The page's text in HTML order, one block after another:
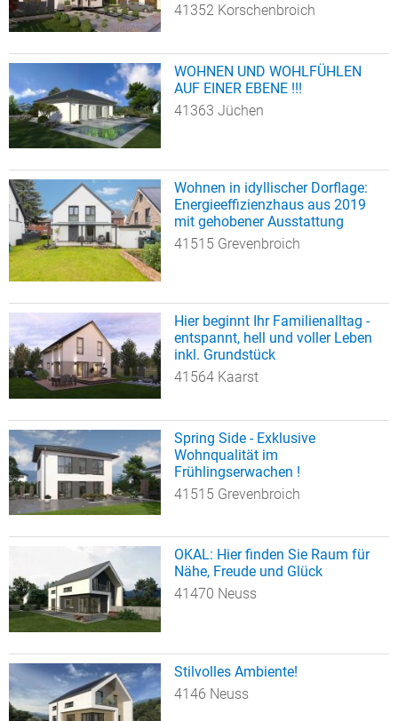
41352 Korschenbroich
WOHNEN UND WOHLFÜHLEN
AUF EINER EBENE !!!
41363 Jüchen
Wohnen in idyllischer Dorflage:
Energieeffizienzhaus aus 2019
mit gehobener Ausstattung
41515 Grevenbroich
Hier beginnt Ihr Familienalltag -
entspannt, hell und voller Leben
inkl. Grundstück
41564 Kaarst
Spring Side - Exklusive
Wohnqualität im
Frühlingserwachen !
41515 Grevenbroich
OKAL: Hier finden Sie Raum für
Nähe, Freude und Glück
41470 Neuss
Stilvolles Ambiente!
4146 Neuss